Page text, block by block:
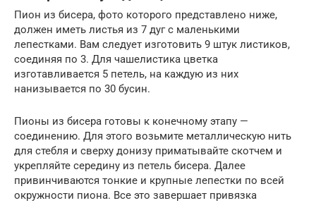
Пион из бисера, фото которого представлено ниже,
должен иметь листья из 7 дуг с маленькими
лепестками. Вам следует изготовить 9 штук листиков,
соединяя по 3. Для чашелистика цветка
изготавливается 5 петель, на каждую из них
нанизывается по 30 бусин.
Пионы из бисера готовы к конечному этапу —
соединению. Для этого возьмите металлическую нить
для стебля и сверху донизу приматывайте скотчем и
укрепляйте середину из петель бисера. Далее
привинчиваются тонкие и крупные лепестки по всей
окружности пиона. Все это завершает привязка